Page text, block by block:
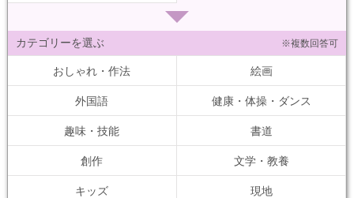
カテゴリーを選ぶ ※複数回答可
おしゃれ・作法 絵画
外国語 健康・体操・ダンス
趣味・技能 書道
創作 文学・教養
キッズ 現地